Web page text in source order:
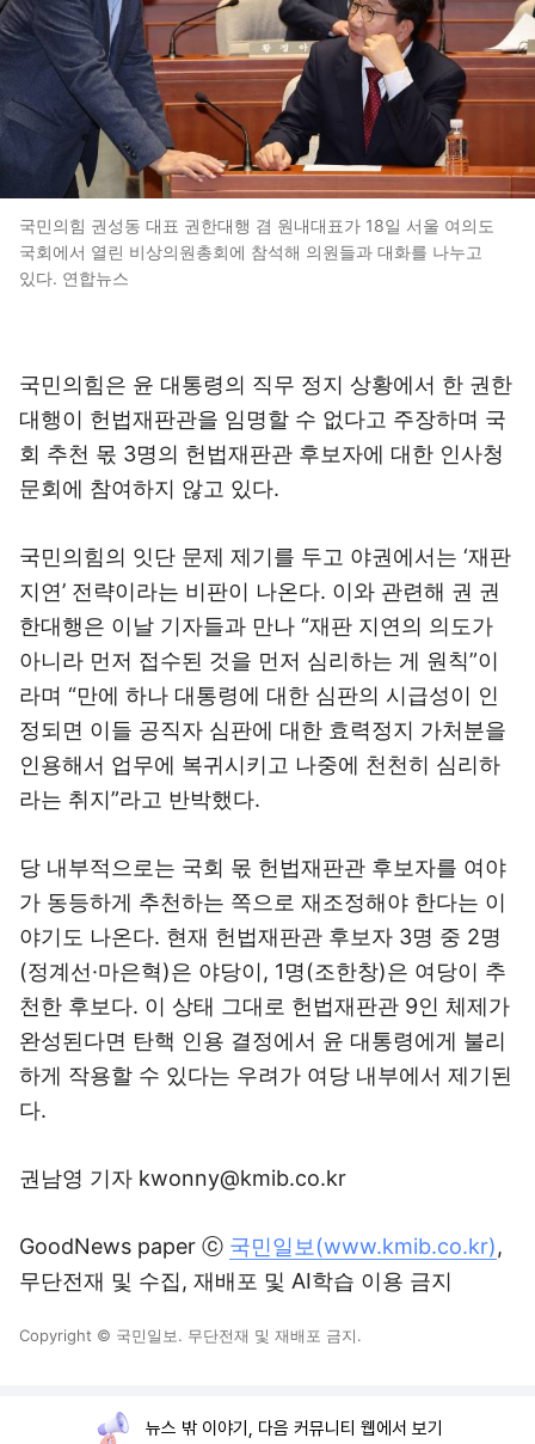
국민의힘 권성동 대표 권한대행 겸 원내대표가 18일 서울 여의도
국회에서 열린 비상의원총회에 참석해 의원들과 대화를 나누고
있다. 연합뉴스
국민의힘은 윤 대통령의 직무 정지 상황에서 한 권한
대행이 헌법재판관을 임명할 수 없다고 주장하며 국
회 추천 몫 3명의 헌법재판관 후보자에 대한 인사청
문회에 참여하지 않고 있다.
국민의힘의 잇단 문제 제기를 두고 야권에서는 ‘재판
지연’ 전략이라는 비판이 나온다. 이와 관련해 권 권
한대행은 이날 기자들과 만나 “재판 지연의 의도가
아니라 먼저 접수된 것을 먼저 심리하는 게 원칙”이
라며 “만에 하나 대통령에 대한 심판의 시급성이 인
정되면 이들 공직자 심판에 대한 효력정지 가처분을
인용해서 업무에 복귀시키고 나중에 천천히 심리하
라는 취지”라고 반박했다.
당 내부적으로는 국회 몫 헌법재판관 후보자를 여야
가 동등하게 추천하는 쪽으로 재조정해야 한다는 이
야기도 나온다. 현재 헌법재판관 후보자 3명 중 2명
(정계선·마은혁)은 야당이, 1명(조한창)은 여당이 추
천한 후보다. 이 상태 그대로 헌법재판관 9인 체제가
완성된다면 탄핵 인용 결정에서 윤 대통령에게 불리
하게 작용할 수 있다는 우려가 여당 내부에서 제기된
다.
권남영 기자 kwonny@kmib.co.kr
GoodNews paper ⓒ 국민일보(www.kmib.co.kr),
무단전재 및 수집, 재배포 및 AI학습 이용 금지
Copyright © 국민일보. 무단전재 및 재배포 금지.
뉴스 밖 이야기, 다음 커뮤니티 웹에서 보기